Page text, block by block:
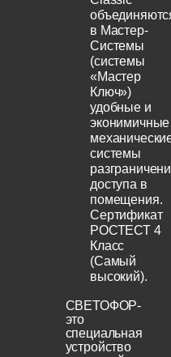
в Мастер-
Системы
(системы
«Мастер
Ключ»)
удобные и
эконимичные
системы
доступа в
помещения.
Сертификат
РОСТЕСТ 4
Класс
(Самый
высокий).
СВЕТОФОР-
это
специальная
устройство